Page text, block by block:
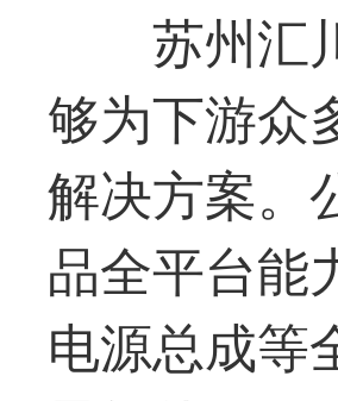
苏州汇
够为下游众
解决方案。
品全平台能
电源总成等